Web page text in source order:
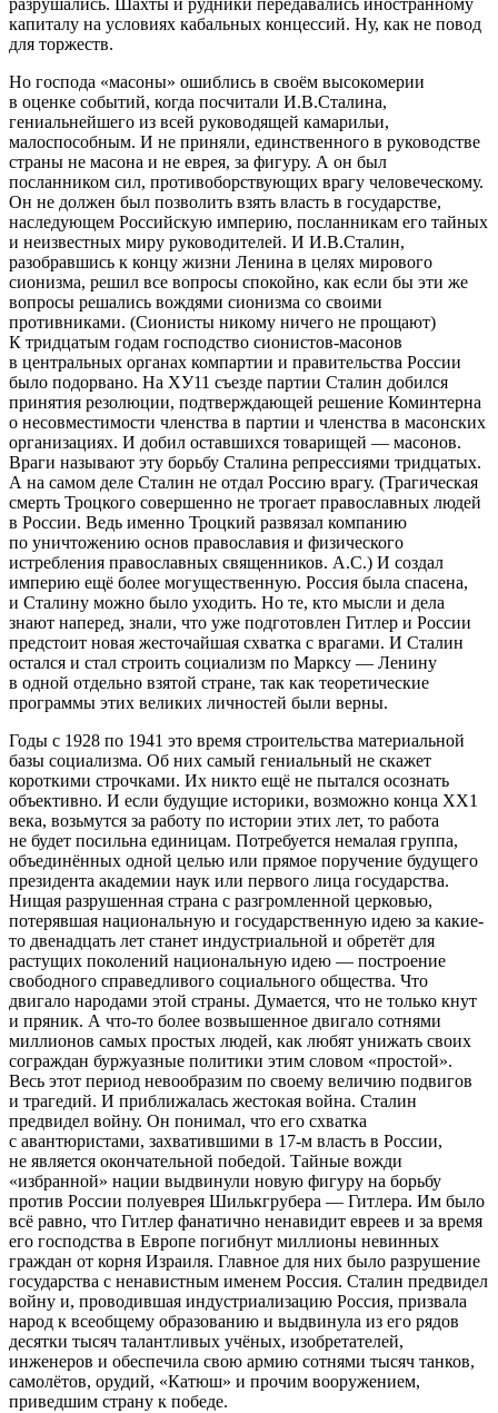
разрушались. Шахты и рудники передавались иностранному
капиталу на условиях кабальных концессий. Ну, как не повод
для торжеств.
Но господа «масоны» ошиблись в своём высокомерии
в оценке событий, когда посчитали И.В.Сталина,
гениальнейшего из всей руководящей камарильи,
малоспособным. И не приняли, единственного в руководстве
страны не масона и не еврея, за фигуру. А он был
посланником сил, противоборствующих врагу человеческому.
Он не должен был позволить взять власть в государстве,
наследующем Российскую империю, посланникам его тайных
и неизвестных миру руководителей. И И.В.Сталин,
разобравшись к концу жизни Ленина в целях мирового
сионизма, решил все вопросы спокойно, как если бы эти же
вопросы решались вождями сионизма со своими
противниками. (Сионисты никому ничего не прощают)
К тридцатым годам господство сионистов-масонов
в центральных органах компартии и правительства России
было подорвано. На ХУ11 съезде партии Сталин добился
принятия резолюции, подтверждающей решение Коминтерна
о несовместимости членства в партии и членства в масонских
организациях. И добил оставшихся товарищей — масонов.
Враги называют эту борьбу Сталина репрессиями тридцатых.
А на самом деле Сталин не отдал Россию врагу. (Трагическая
смерть Троцкого совершенно не трогает православных людей
в России. Ведь именно Троцкий развязал компанию
по уничтожению основ православия и физического
истребления православных священников. А.С.) И создал
империю ещё более могущественную. Россия была спасена,
и Сталину можно было уходить. Но те, кто мысли и дела
знают наперед, знали, что уже подготовлен Гитлер и России
предстоит новая жесточайшая схватка с врагами. И Сталин
остался и стал строить социализм по Марксу — Ленину
в одной отдельно взятой стране, так как теоретические
программы этих великих личностей были верны.
Годы с 1928 по 1941 это время строительства материальной
базы социализма. Об них самый гениальный не скажет
короткими строчками. Их никто ещё не пытался осознать
объективно. И если будущие историки, возможно конца ХХ1
века, возьмутся за работу по истории этих лет, то работа
не будет посильна единицам. Потребуется немалая группа,
объединённых одной целью или прямое поручение будущего
президента академии наук или первого лица государства.
Нищая разрушенная страна с разгромленной церковью,
потерявшая национальную и государственную идею за какие-
то двенадцать лет станет индустриальной и обретёт для
растущих поколений национальную идею — построение
свободного справедливого социального общества. Что
двигало народами этой страны. Думается, что не только кнут
и пряник. А что-то более возвышенное двигало сотнями
миллионов самых простых людей, как любят унижать своих
сограждан буржуазные политики этим словом «простой».
Весь этот период невообразим по своему величию подвигов
и трагедий. И приближалась жестокая война. Сталин
предвидел войну. Он понимал, что его схватка
с авантюристами, захватившими в 17-м власть в России,
не является окончательной победой. Тайные вожди
«избранной» нации выдвинули новую фигуру на борьбу
против России полуеврея Шилькгрубера — Гитлера. Им было
всё равно, что Гитлер фанатично ненавидит евреев и за время
его господства в Европе погибнут миллионы невинных
граждан от корня Израиля. Главное для них было разрушение
государства с ненавистным именем Россия. Сталин предвидел
войну и, проводившая индустриализацию Россия, призвала
народ к всеобщему образованию и выдвинула из его рядов
десятки тысяч талантливых учёных, изобретателей,
инженеров и обеспечила свою армию сотнями тысяч танков,
самолётов, орудий, «Катюш» и прочим вооружением,
приведшим страну к победе.